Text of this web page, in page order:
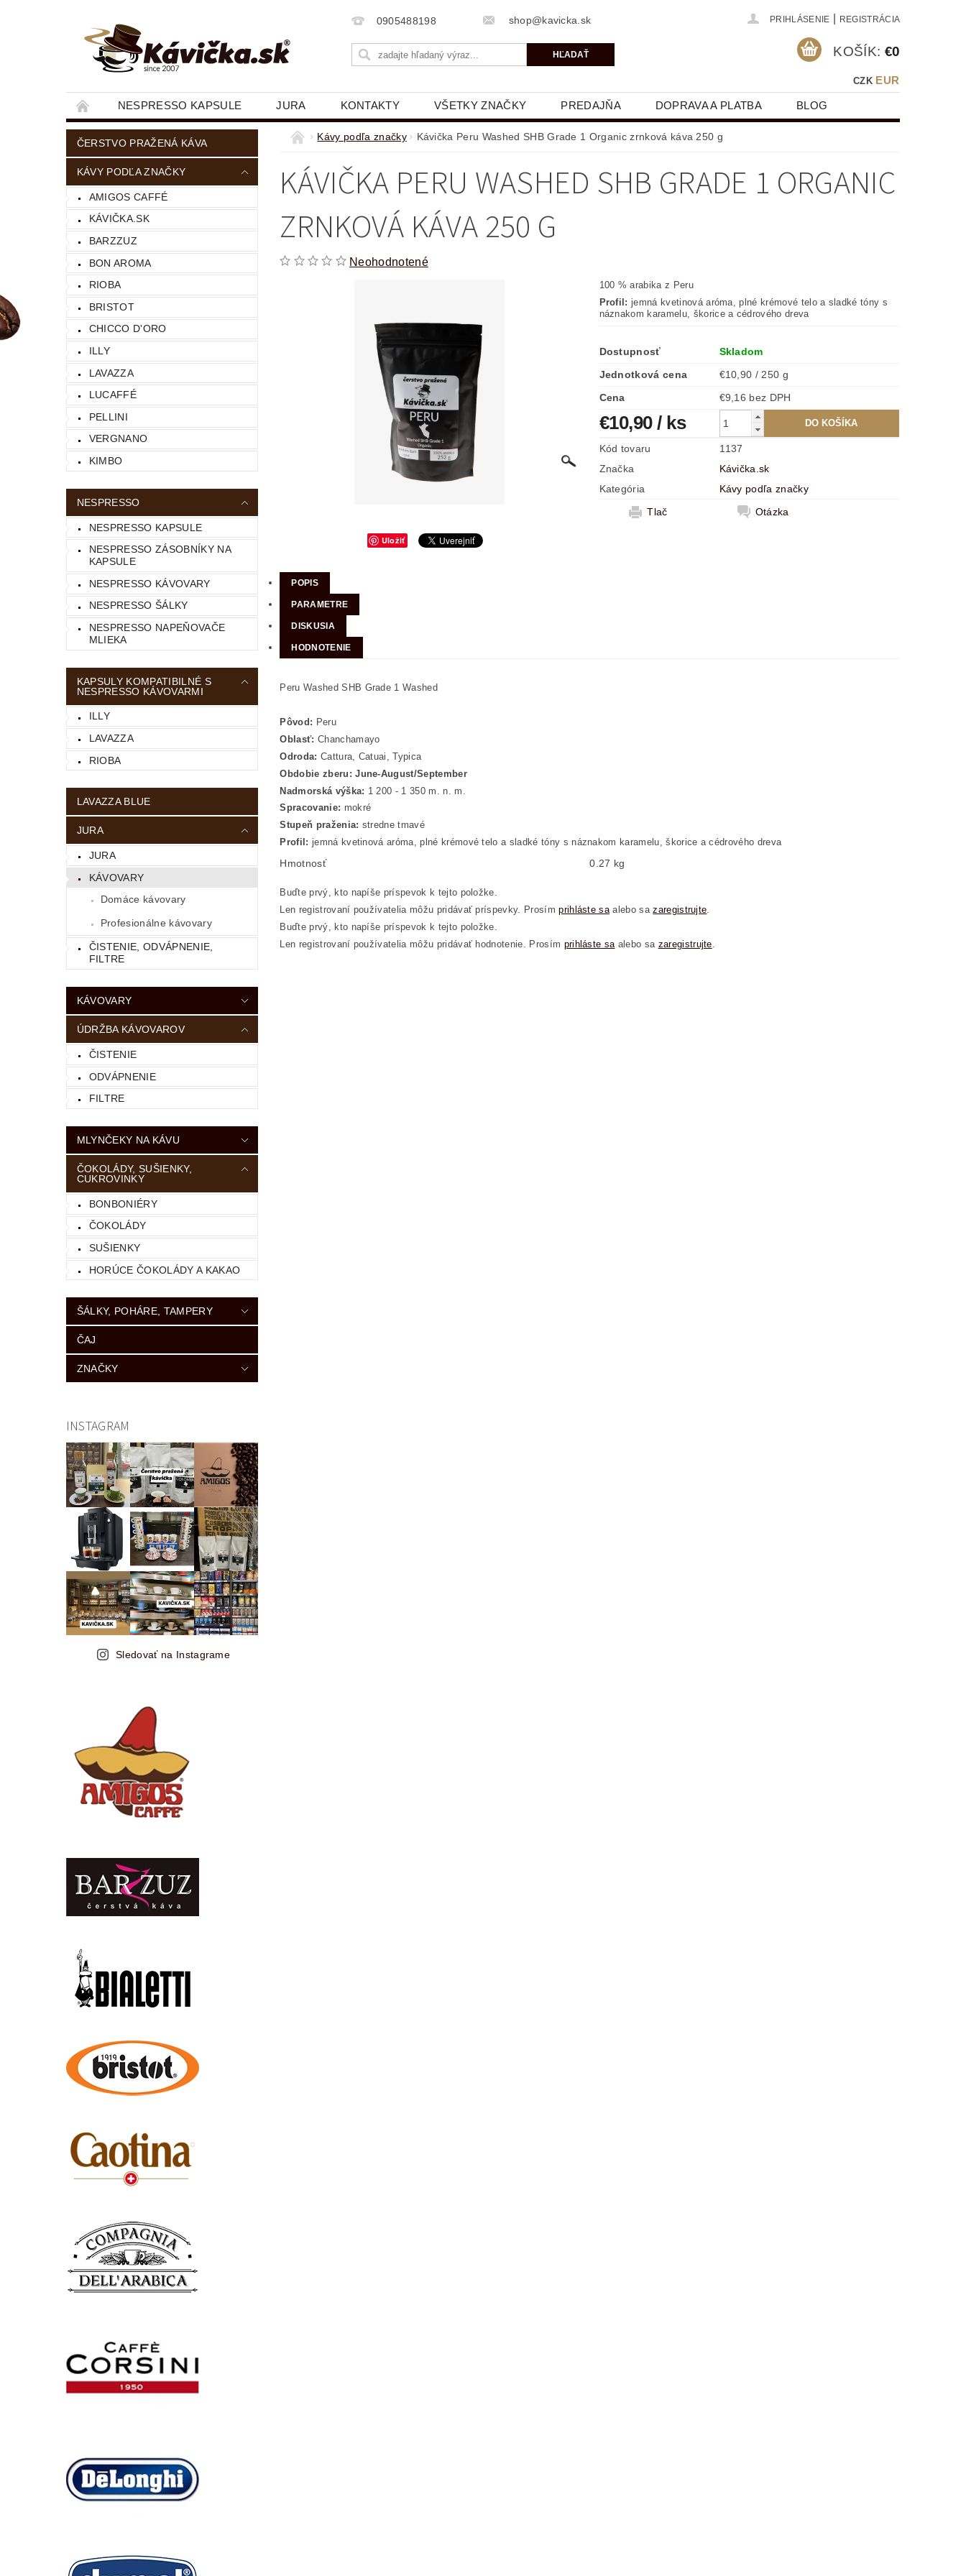
0905488198 shop@kavicka.sk PRIHLÁSENIE REGISTRÁCIA
CZK EUR
KOŠÍK: €0
NESPRESSO KAPSULE JURA KONTAKTY VŠETKY ZNAČKY PREDAJŇA DOPRAVA A PLATBA BLOG
ČERSTVO PRAŽENÁ KÁVA
KÁVY PODĽA ZNAČKY
AMIGOS CAFFÉ
KÁVIČKA.SK
BARZZUZ
BON AROMA
RIOBA
BRISTOT
CHICCO D'ORO
ILLY
LAVAZZA
LUCAFFÉ
PELLINI
VERGNANO
KIMBO
NESPRESSO
NESPRESSO KAPSULE
NESPRESSO ZÁSOBNÍKY NA
KAPSULE
NESPRESSO KÁVOVARY
NESPRESSO ŠÁLKY
NESPRESSO NAPEŇOVAČE
MLIEKA
KAPSULY KOMPATIBILNÉ S
NESPRESSO KÁVOVARMI
ILLY
LAVAZZA
RIOBA
LAVAZZA BLUE
JURA
JURA
KÁVOVARY
Domáce kávovary
Profesionálne kávovary
ČISTENIE, ODVÁPNENIE,
FILTRE
KÁVOVARY
ÚDRŽBA KÁVOVAROV
ČISTENIE
ODVÁPNENIE
FILTRE
MLYNČEKY NA KÁVU
ČOKOLÁDY, SUŠIENKY,
CUKROVINKY
BONBONIÉRY
ČOKOLÁDY
SUŠIENKY
HORÚCE ČOKOLÁDY A KAKAO
ŠÁLKY, POHÁRE, TAMPERY
ČAJ
ZNAČKY
INSTAGRAM
Sledovať na Instagrame
Kávy podľa značky Kávička Peru Washed SHB Grade 1 Organic zrnková káva 250 g
KÁVIČKA PERU WASHED SHB GRADE 1 ORGANIC
ZRNKOVÁ KÁVA 250 G
Neohodnotené
Uložiť
100 % arabika z Peru
Profil: jemná kvetinová aróma, plné krémové telo a sladké tóny s
náznakom karamelu, škorice a cédrového dreva
Dostupnosť
Skladom
Jednotková cena
€10,90 / 250 g
Cena
€9,16 bez DPH
€10,90/ ks
Kód tovaru
1137
Značka
Kávička.sk
Kategória
Kávy podľa značky
Tlač
Otázka
POPIS
PARAMETRE
DISKUSIA
HODNOTENIE
Peru Washed SHB Grade 1 Washed
Pôvod: Peru
Oblasť: Chanchamayo
Odroda: Cattura, Catuai, Typica
Obdobie zberu: June-August/September
Nadmorská výška: 1 200 - 1 350 m. n. m.
Spracovanie: mokré
Stupeň praženia: stredne tmavé
Profil: jemná kvetinová aróma, plné krémové telo a sladké tóny s náznakom karamelu, škorice a cédrového dreva
Hmotnosť 0.27 kg
Buďte prvý, kto napíše príspevok k tejto položke.
Len registrovaní používatelia môžu pridávať príspevky. Prosímprihláste saalebo sazaregistrujte.
Buďte prvý, kto napíše príspevok k tejto položke.
Len registrovaní používatelia môžu pridávať hodnotenie. Prosím prihláste sa alebo sa zaregistrujte